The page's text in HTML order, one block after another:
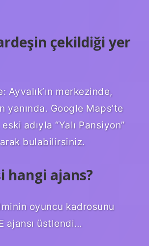
çekildiği yer
Ayvalık’ın merkezinde,
yanında. Google Maps’te
eski adıyla “Yalı Pansiyon”
bulabilirsiniz.
hangi ajans?
oyuncu kadrosunu
ajansı üstlendi…